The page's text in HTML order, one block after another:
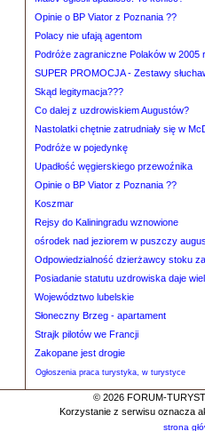
Opinie o BP Viator z Poznania ??
Polacy nie ufają agentom
Podróże zagraniczne Polaków w 2005
SUPER PROMOCJA - Zestawy
Skąd legitymacja???
Co dalej z uzdrowiskiem Augustów?
Nastolatki chętnie zatrudniały się w
Podróże w pojedynkę
Upadłość węgierskiego przewoźnika
Opinie o BP Viator z Poznania ??
Koszmar
Rejsy do Kaliningradu wznowione
ośrodek nad jeziorem w puszczy
Odpowiedzialność dzierżawcy stoku
Posiadanie statutu uzdrowiska daje
Województwo lubelskie
Słoneczny Brzeg - apartament
Strajk pilotów we Francji
Zakopane jest drogie
Ogłoszenia praca turystyka, w turystyce
© 2026 FORUM-
Korzystanie z serwisu oznacza
strona